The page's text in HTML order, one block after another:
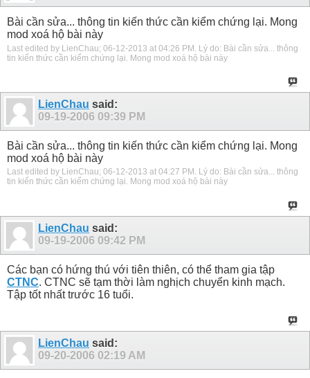
Bài cần sửa... thông tin kiến thức cần kiểm chứng lại. Mong
mod xoá hộ bài này
Last edited by LienChau; 06-12-2013 at 04:26 PM Lý do: Bài cần sửa... thông
tin kiến thức cần kiểm chứng lại. Mong mod xoá hộ bài này
LienChau said:
09-19-2006 09:39 PM
Bài cần sửa... thông tin kiến thức cần kiểm chứng lại. Mong
mod xoá hộ bài này
Last edited by LienChau; 06-12-2013 at 04:27 PM . Lý do: Bài cần sửa... thông
tin kiến thức cần kiểm chứng lại. Mong mod xoá hộ bài này
LienChau said:
09-19-2006 09:42 PM
Các bạn có hứng thú với tiên thiên, có thể tham gia tập
CTNC. CTNC sẽ tạm thời làm nghịch chuyển kinh mạch.
Tập tốt nhất trước 16 tuổi.
LienChau said:
09-20-2006 02:19 AM